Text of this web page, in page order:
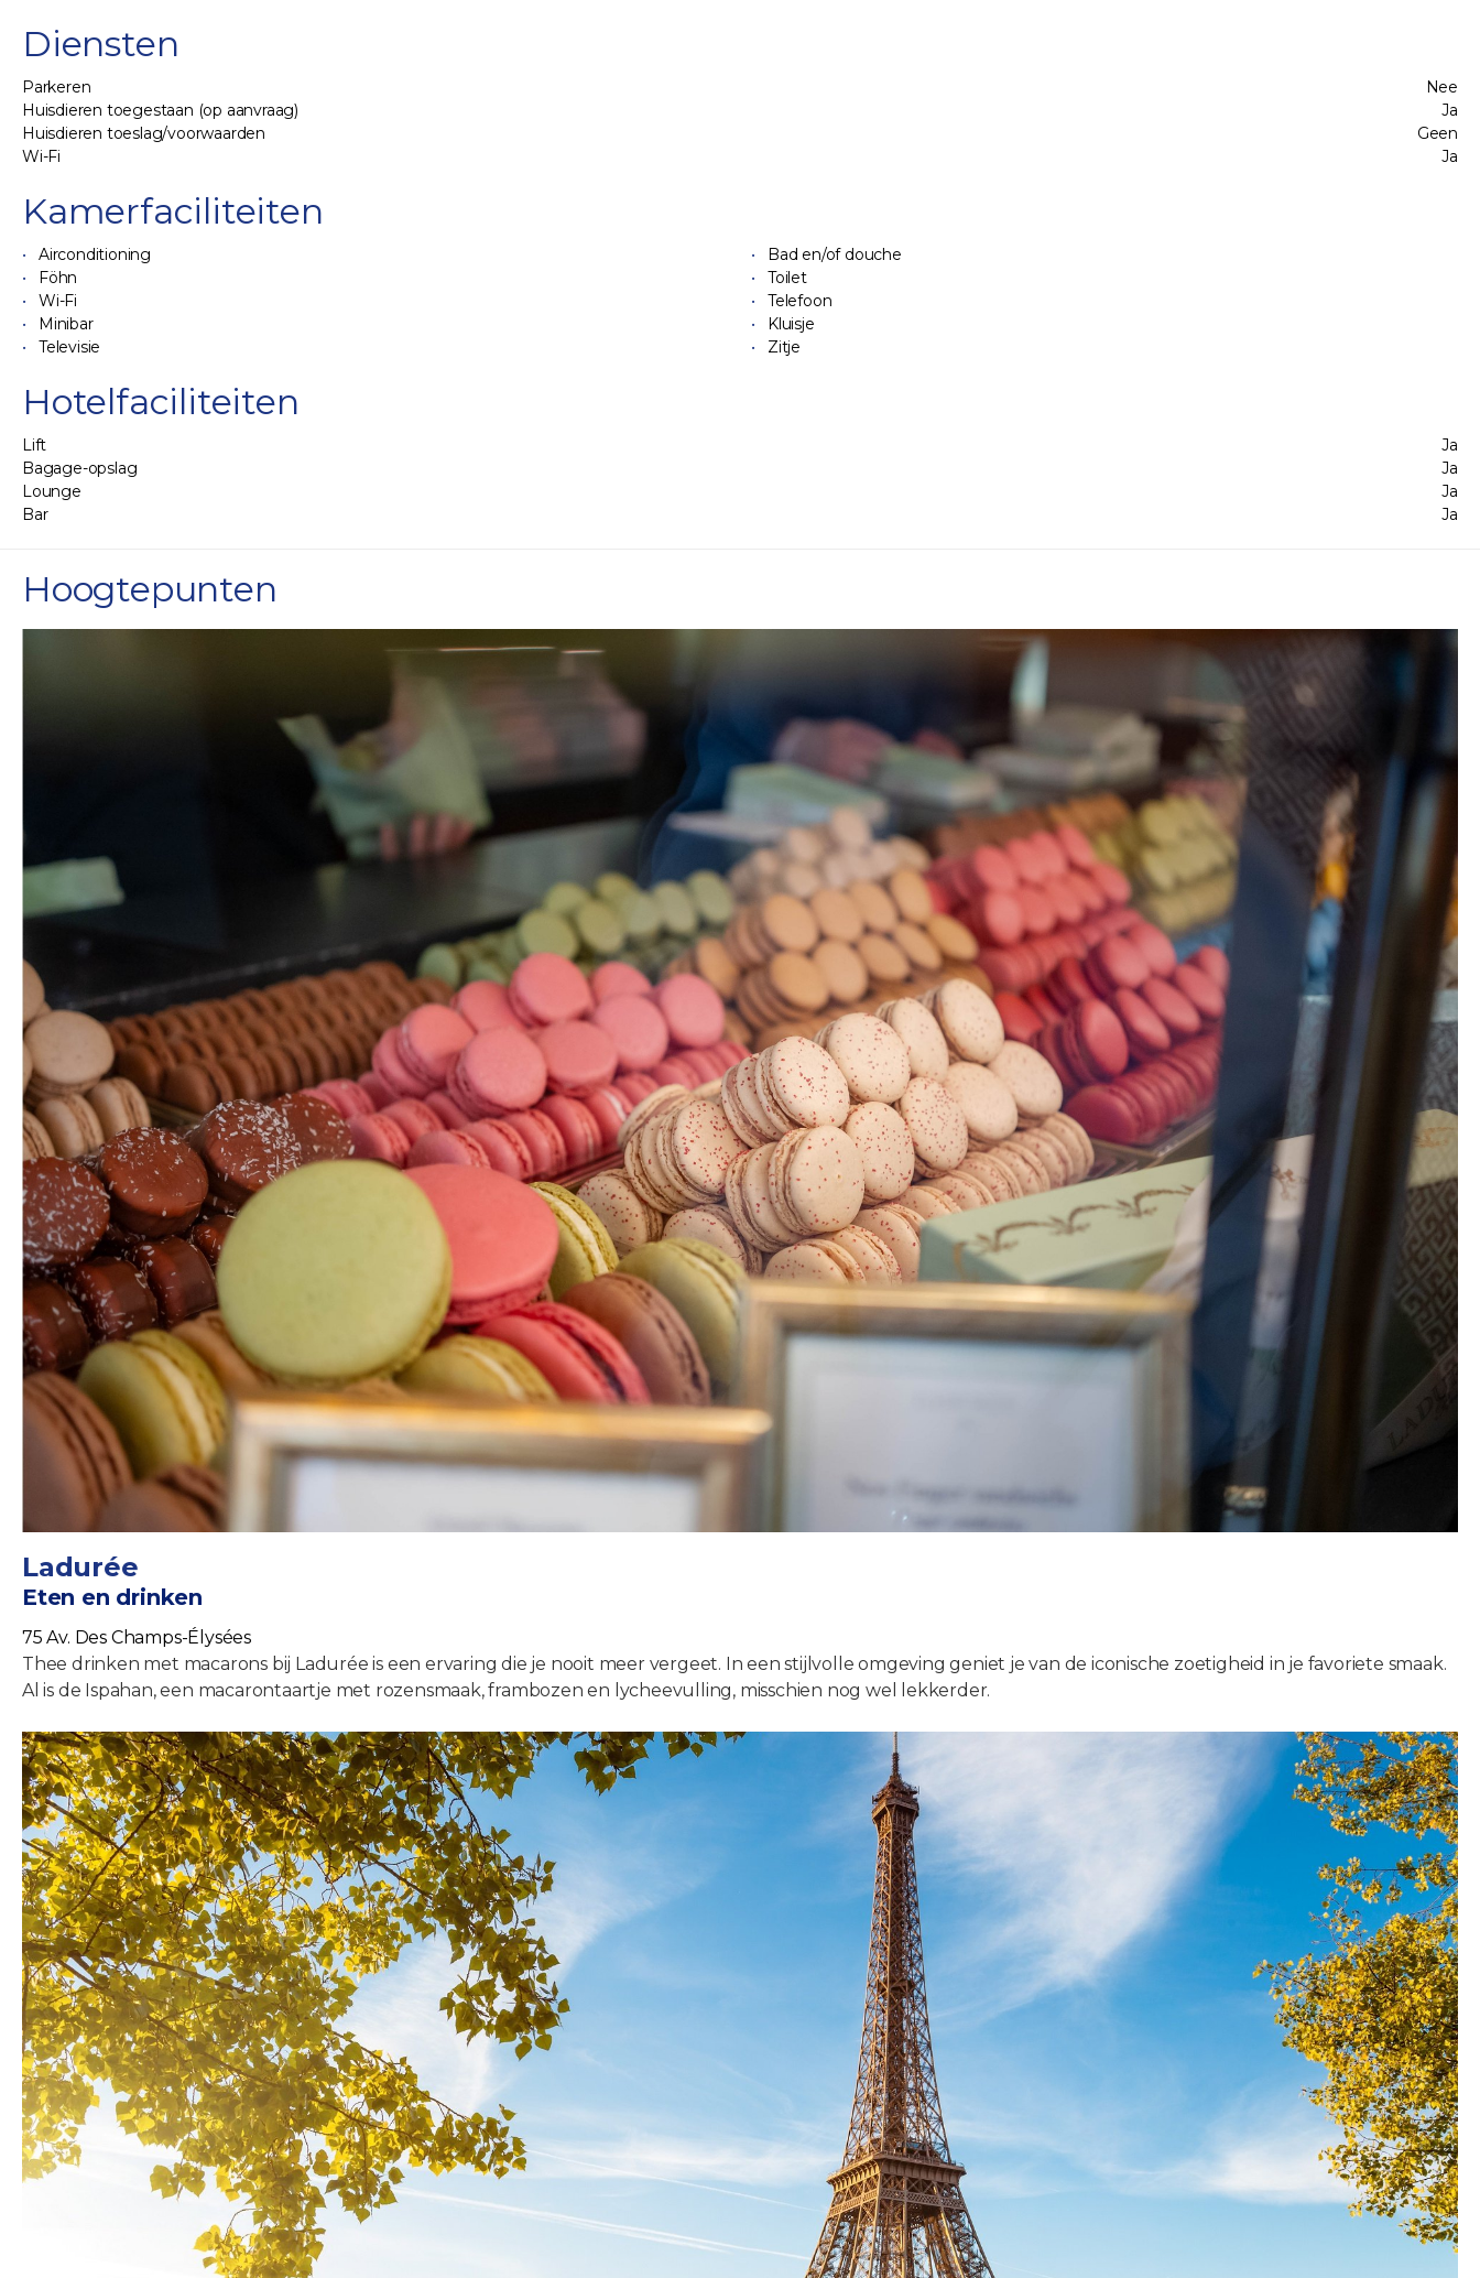
Diensten
Parkeren
Nee
Huisdieren toegestaan (op aanvraag)
Ja
Huisdieren toeslag/voorwaarden
Geen
Wi-Fi
Ja
Kamerfaciliteiten
Airconditioning
Bad en/of douche
Föhn
Toilet
Wi-Fi
Telefoon
Minibar
Kluisje
Televisie
Zitje
Hotelfaciliteiten
Lift
Ja
Bagage-opslag
Ja
Lounge
Ja
Bar
Ja
Hoogtepunten
Ladurée
Eten en drinken
75 Av. Des Champs-Élysées
Thee drinken met macarons bij Ladurée is een ervaring die je nooit meer vergeet. In een stijlvolle omgeving geniet je van de iconische zoetigheid in je favoriete smaak.
Al is de Ispahan, een macarontaartje met rozensmaak, frambozen en lycheevulling, misschien nog wel lekkerder.